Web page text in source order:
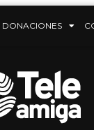
DONACIONES